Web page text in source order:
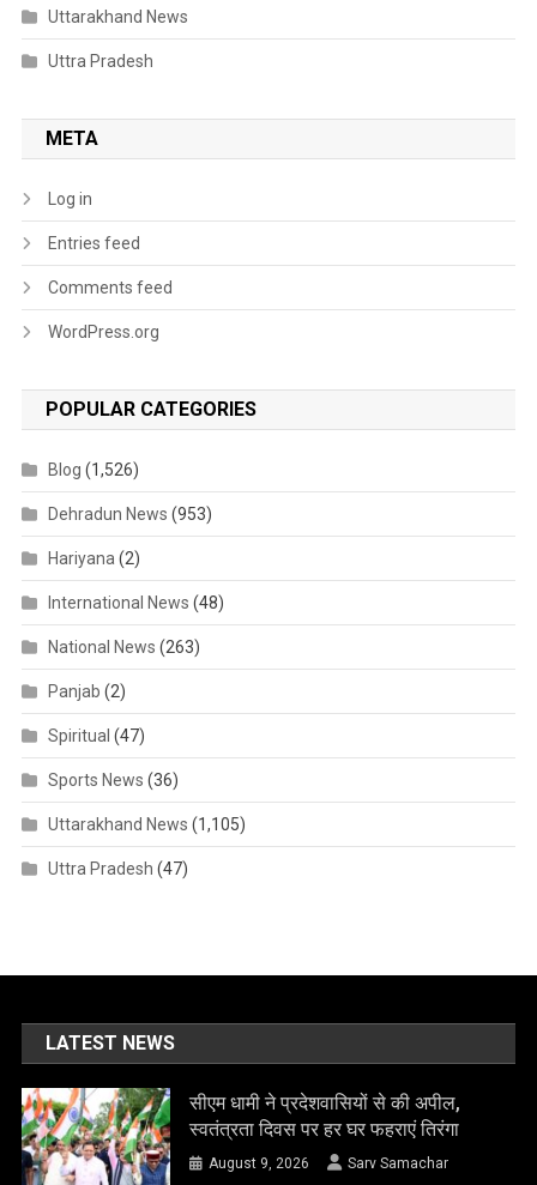
Uttarakhand News
Uttra Pradesh
META
Log in
Entries feed
Comments feed
WordPress.org
POPULAR CATEGORIES
Blog (1,526)
Dehradun News (953)
Hariyana(2)
International News (48)
National News (263)
Panjab (2)
Spiritual (47)
Sports News (36)
Uttarakhand News (1,105)
Uttra Pradesh (47)
LATEST NEWS
सीएम धामी ने प्रदेशवासियों से की अपील,
स्वतंत्रता दिवस पर हर घर फहराएं तिरंगा
August 9, 2026 Sarv Samachar